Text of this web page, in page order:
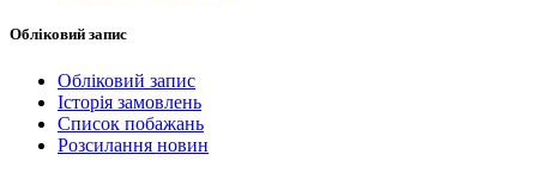
Обліковий запис
Обліковий запис
Історія замовлень
Список побажань
Розсилання новин